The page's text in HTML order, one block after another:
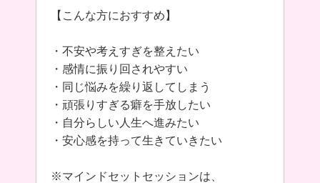
【こんな方におすすめ】
・不安や考えすぎを整えたい
・感情に振り回されやすい
・同じ悩みを繰り返してしまう
・頑張りすぎる癖を手放したい
・自分らしい人生へ進みたい
・安心感を持って生きていきたい
※マインドセットセッションは、